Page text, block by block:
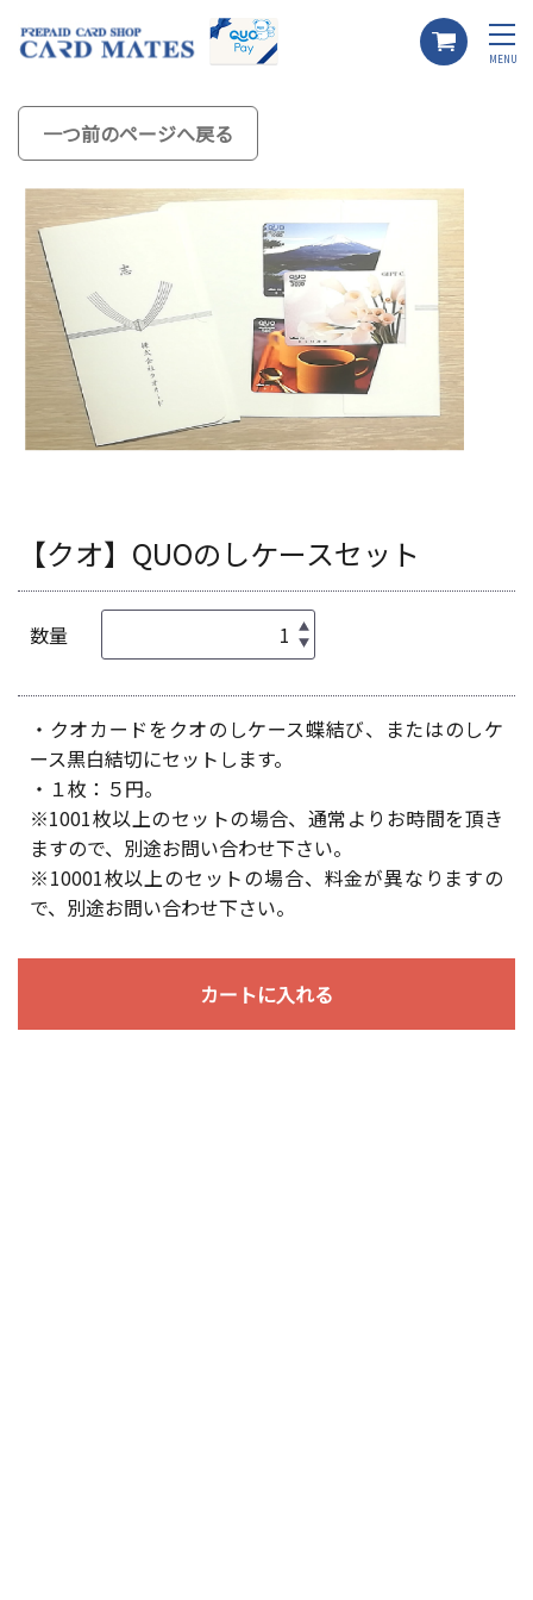
MENU
一つ前のページへ戻る
【クオ】QUOのしケースセット
数量
・クオカードをクオのしケース蝶結び、またはのしケ
ース黒白結切にセットします。
・１枚：５円。
※1001枚以上のセットの場合、通常よりお時間を頂き
ますので、別途お問い合わせ下さい。
※10001枚以上のセットの場合、料金が異なりますの
で、別途お問い合わせ下さい。
カートに入れる